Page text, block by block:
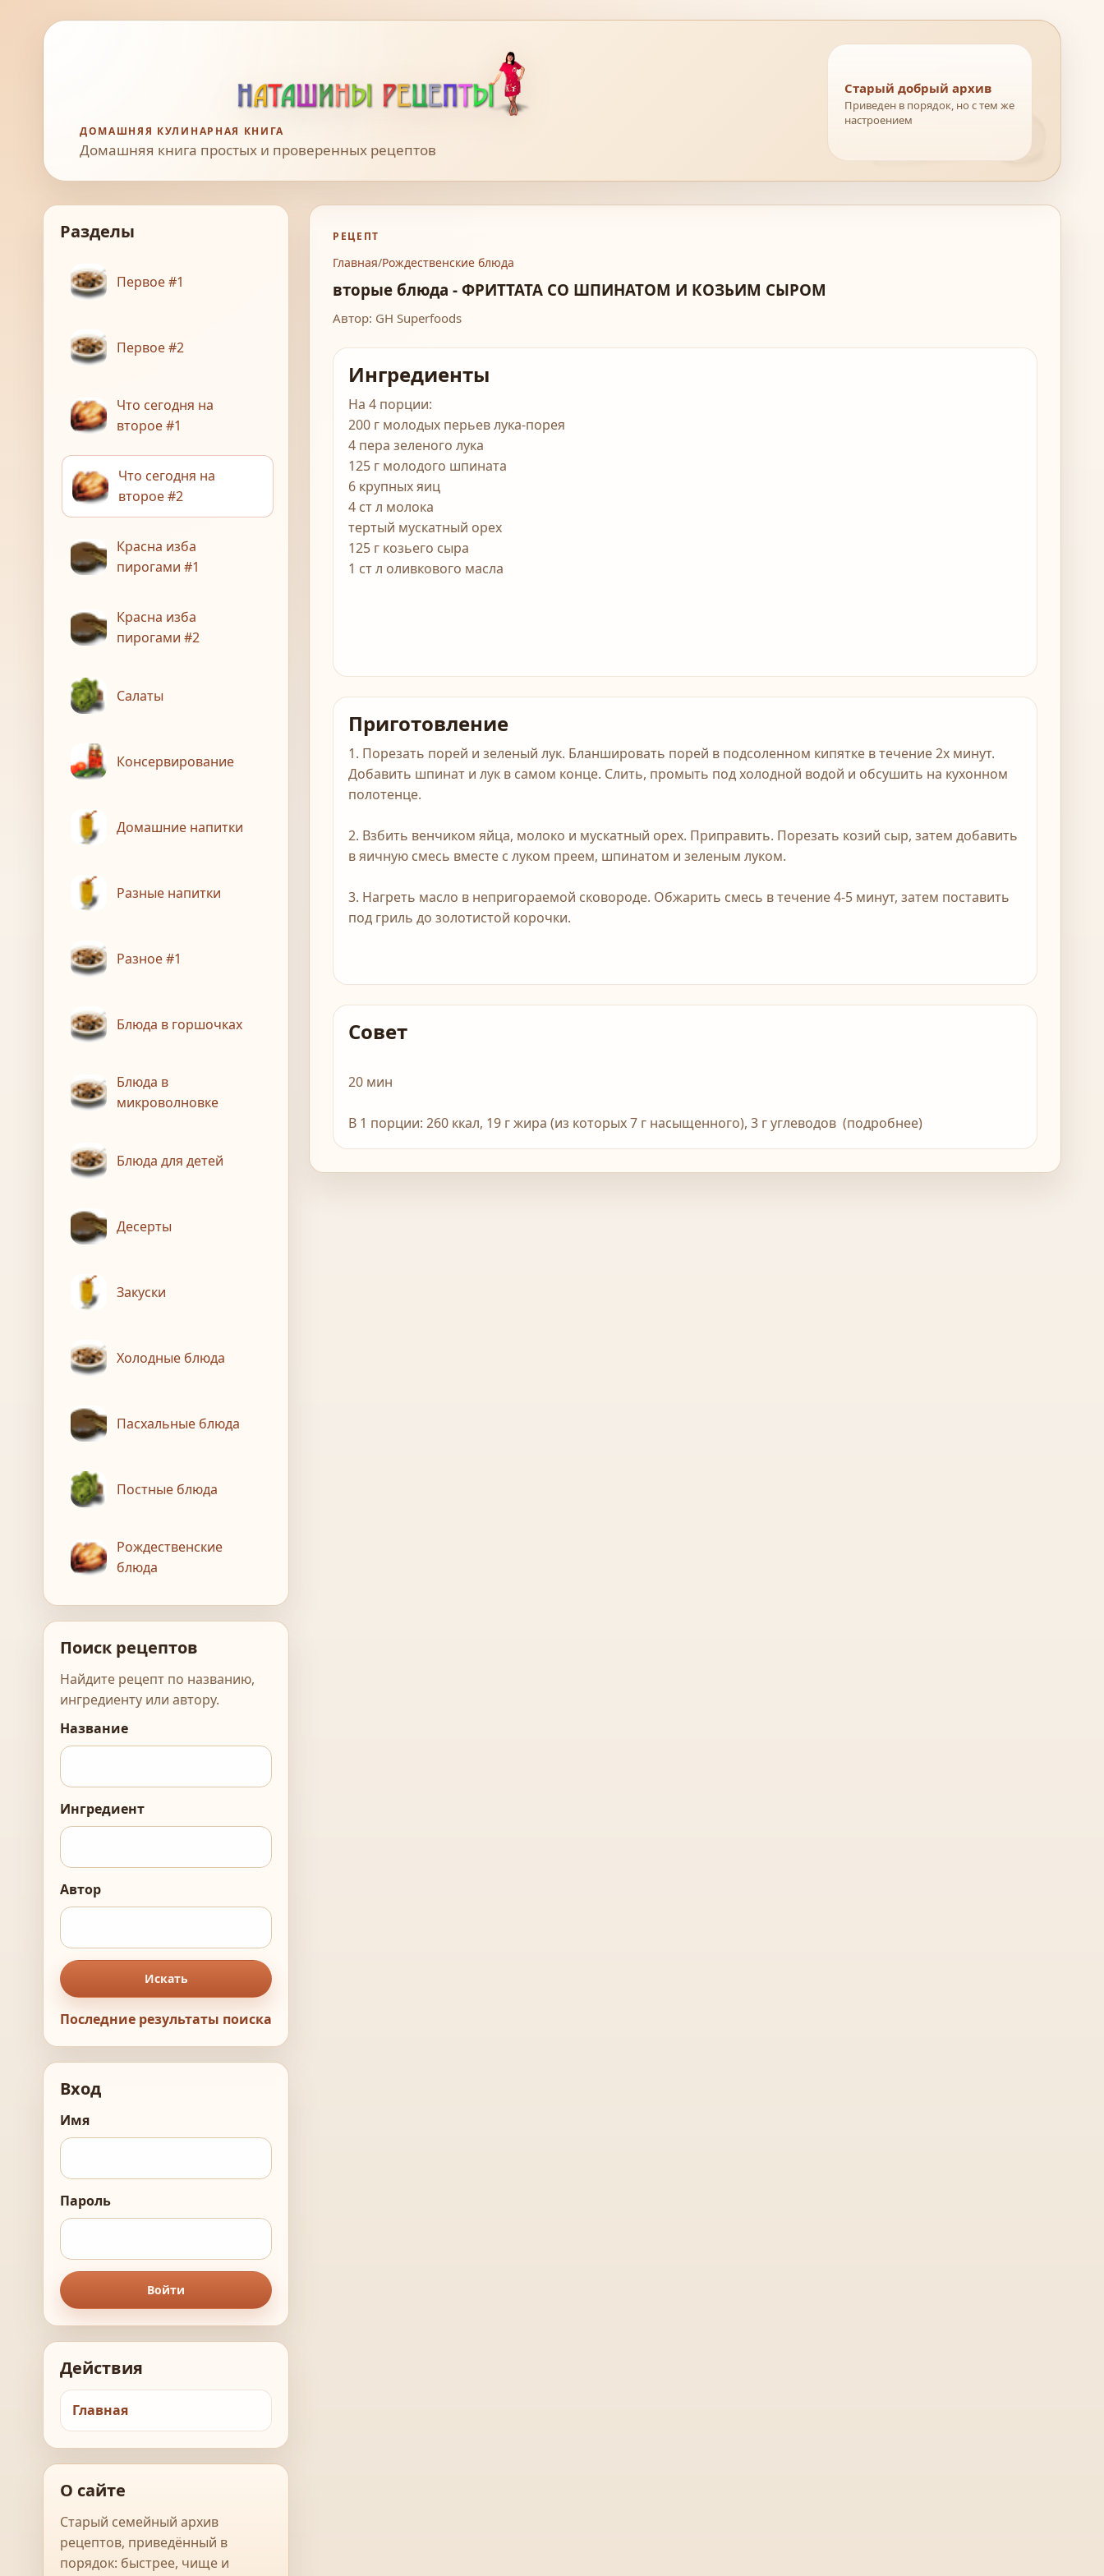
ДОМАШНЯЯ КУЛИНАРНАЯ КНИГА
Домашняя книга простых и проверенных рецептов
Старый добрый архив
Приведен в порядок, но с тем же
настроением
Разделы
Первое #1
Первое #2
Что сегодня на
второе #1
Что сегодня на
второе #2
Красна изба
пирогами #1
Красна изба
пирогами #2
Салаты
Консервирование
Домашние напитки
Разные напитки
Разное #1
Блюда в горшочках
Блюда в
микроволновке
Блюда для детей
Десерты
Закуски
Холодные блюда
Пасхальные блюда
Постные блюда
Рождественские
блюда
Поиск рецептов
Найдите рецепт по названию,
ингредиенту или автору.
Название
Ингредиент
Автор
Искать
Последние результаты поиска
Вход
Имя
Пароль
Войти
Действия
Главная
О сайте
Старый семейный архив
рецептов, приведённый в
порядок: быстрее, чище и
РЕЦЕПТ
Главная/Рождественские блюда
вторые блюда - ФРИТТАТА СО ШПИНАТОМ И КОЗЬИМ СЫРОМ
Автор: GH Superfoods
Ингредиенты
На 4 порции:
200 г молодых перьев лука-порея
4 пера зеленого лука
125 г молодого шпината
6 крупных яиц
4 ст л молока
тертый мускатный орех
125 г козьего сыра
1 ст л оливкового масла
Приготовление
1. Порезать порей и зеленый лук. Бланшировать порей в подсоленном кипятке в течение 2х минут.
Добавить шпинат и лук в самом конце. Слить, промыть под холодной водой и обсушить на кухонном
полотенце.
2. Взбить венчиком яйца, молоко и мускатный орех. Приправить. Порезать козий сыр, затем добавить
в яичную смесь вместе с луком преем, шпинатом и зеленым луком.
3. Нагреть масло в непригораемой сковороде. Обжарить смесь в течение 4-5 минут, затем поставить
под гриль до золотистой корочки.
Совет
20 мин
В 1 порции: 260 ккал, 19 г жира (из которых 7 г насыщенного), 3 г углеводов (подробнее)